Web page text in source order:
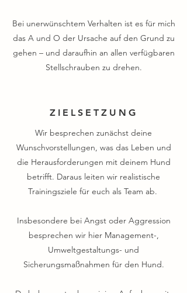
Bei unerwünschtem Verhalten ist es für mich
das A und O der Ursache auf den Grund zu
gehen – und daraufhin an allen verfügbaren
Stellschrauben zu drehen.
ZIELSETZUNG
Wir besprechen zunächst deine
Wunschvorstellungen, was das Leben und
die Herausforderungen mit deinem Hund
betrifft. Daraus leiten wir realistische
Trainingsziele für euch als Team ab.
Insbesondere bei Angst oder Aggression
besprechen wir hier Management-,
Umweltgestaltungs- und
Sicherungsmaßnahmen für den Hund.